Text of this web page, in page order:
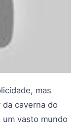
mas
caverna do
vasto mundo